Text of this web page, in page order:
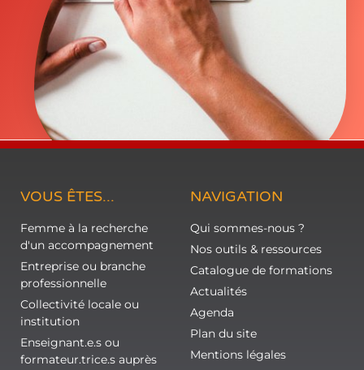
VOUS ÊTES...
Femme à la recherche
d'un accompagnement
Entreprise ou branche
professionnelle
Collectivité locale ou
institution
Enseignant.e.s ou
formateur.trice.s auprès
NAVIGATION
Qui sommes-nous ?
Nos outils & ressources
Catalogue de formations
Actualités
Agenda
Plan du site
Mentions légales